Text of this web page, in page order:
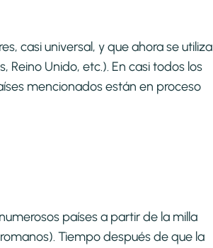
casi universal, y que ahora se utiliza
Unido, etc.). En casi todos los
mencionados están en proceso
países a partir de la milla
Tiempo después de que la